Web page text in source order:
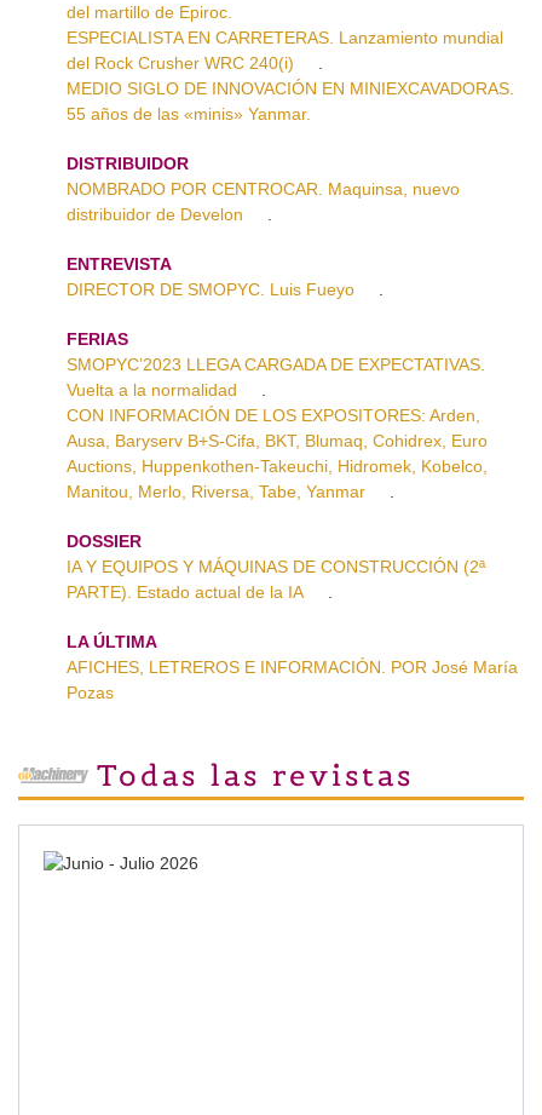
del martillo de Epiroc.
ESPECIALISTA EN CARRETERAS. Lanzamiento mundial
del Rock Crusher WRC 240(i)
MEDIO SIGLO DE INNOVACIÓN EN MINIEXCAVADORAS.
55 años de las «minis» Yanmar.
DISTRIBUIDOR
NOMBRADO POR CENTROCAR. Maquinsa, nuevo
distribuidor de Develon
ENTREVISTA
DIRECTOR DE SMOPYC. Luis Fueyo
FERIAS
SMOPYC’2023 LLEGA CARGADA DE EXPECTATIVAS.
Vuelta a la normalidad
CON INFORMACIÓN DE LOS EXPOSITORES: Arden,
Ausa, Baryserv B+S-Cifa, BKT, Blumaq, Cohidrex, Euro
Auctions, Huppenkothen-Takeuchi, Hidromek, Kobelco,
Manitou, Merlo, Riversa, Tabe, Yanmar
DOSSIER
IA Y EQUIPOS Y MÁQUINAS DE CONSTRUCCIÓN (2ª
PARTE). Estado actual de la IA
LA ÚLTIMA
AFICHES, LETREROS E INFORMACIÓN. POR José María
Pozas
Todas las revistas